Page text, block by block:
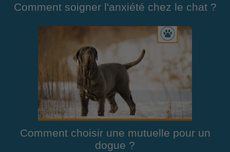
Comment soigner l'anxiété chez le chat ?
Comment choisir une mutuelle pour un
dogue ?